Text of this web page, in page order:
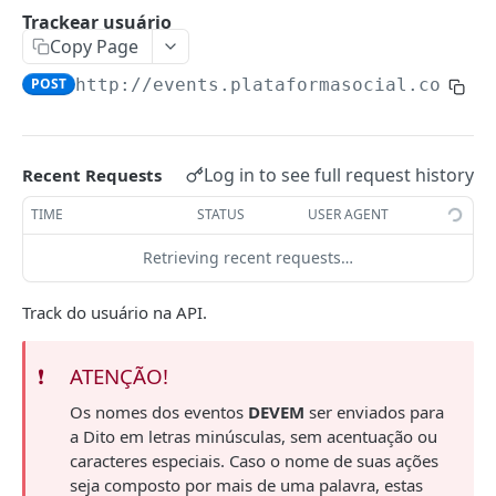
Introdução
Get Profile
DITO CASHBACK APIS
Introdução
Criação de Cashbacks para Testes
Resgate de Cashback
Simular Resgate
Calcular Saldo
Cancelar ou Estornar Cashbacks
Testes e Validações
Trackear usuário
Copy Page
POST http://events.plataformasocial.com.br/
Recent Requests Log in to see full request history
TIME STATUS USER AGENT
Retrieving recent requests…
Track do usuário na API.
❗️ ATENÇÃO!
Os nomes dos eventos DEVEM ser enviados para
a Dito em letras minúsculas, sem acentuação ou
caracteres especiais. Caso o nome de suas ações
seja composto por mais de uma palavra, estas